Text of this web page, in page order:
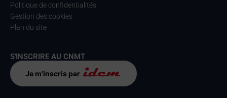
Politique de confidentialités
Gestion des cookies
Plan du site
S'INSCRIRE AU CNMT
Je m'inscris par